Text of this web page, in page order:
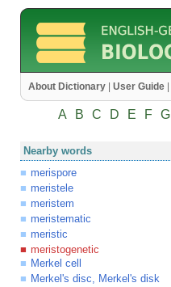
About Dictionary User Guide
A B C D E F G
Nearby words
merispore
meristele
meristem
meristematic
meristic
meristogenetic
Merkel cell
Merkel's disc, Merkel's disk